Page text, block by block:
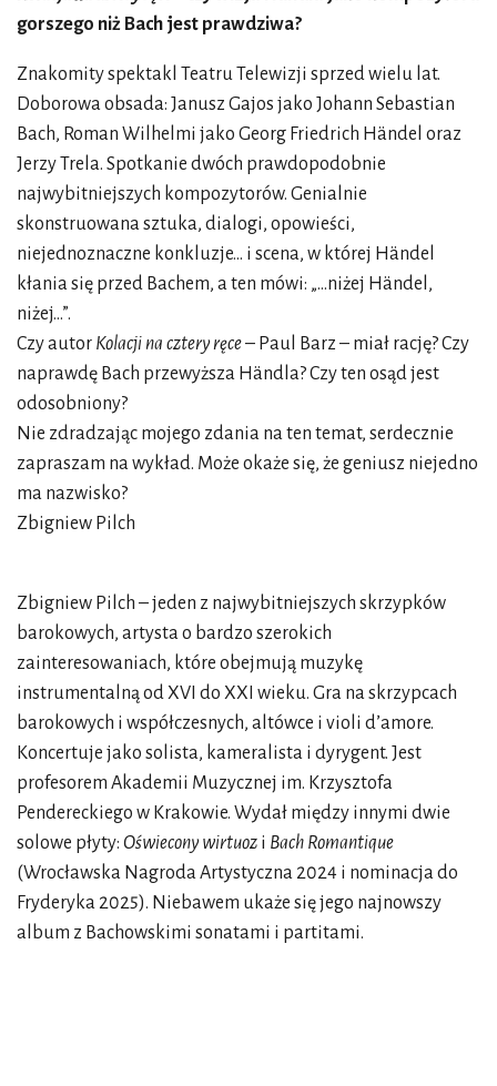
gorszego niż Bach jest prawdziwa?
Znakomity spektakl Teatru Telewizji sprzed wielu lat.
Doborowa obsada: Janusz Gajos jako Johann Sebastian
Bach, Roman Wilhelmi jako Georg Friedrich Händel oraz
Jerzy Trela. Spotkanie dwóch prawdopodobnie
najwybitniejszych kompozytorów. Genialnie
skonstruowana sztuka, dialogi, opowieści,
niejednoznaczne konkluzje... i scena, w której Händel
kłania się przed Bachem, a ten mówi: „...niżej Händel,
niżej...”.
Czy autor Kolacji na cztery ręce– Paul Barz – miał rację? Czy
naprawdę Bach przewyższa Händla? Czy ten osąd jest
odosobniony?
Nie zdradzając mojego zdania na ten temat, serdecznie
zapraszam na wykład. Może okaże się, że geniusz niejedno
ma nazwisko?
Zbigniew Pilch
Zbigniew Pilch – jeden z najwybitniejszych skrzypków
barokowych, artysta o bardzo szerokich
zainteresowaniach, które obejmują muzykę
instrumentalną od XVI do XXI wieku. Gra na skrzypcach
barokowych i współczesnych, altówce i violi d’amore.
Koncertuje jako solista, kameralista i dyrygent. Jest
profesorem Akademii Muzycznej im. Krzysztofa
Pendereckiego w Krakowie. Wydał między innymi dwie
solowe płyty: Oświecony wirtuoz i Bach Romantique
(Wrocławska Nagroda Artystyczna 2024 i nominacja do
Fryderyka 2025). Niebawem ukaże się jego najnowszy
album z Bachowskimi sonatami i partitami.